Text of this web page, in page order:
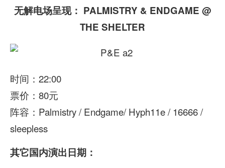
无解电场呈现： PALMISTRY & ENDGAME @
THE SHELTER
时间：22:00
票价：80元
阵容：Palmistry / Endgame/ Hyph11e / 16666 /
sleepless
其它国内演出日期：